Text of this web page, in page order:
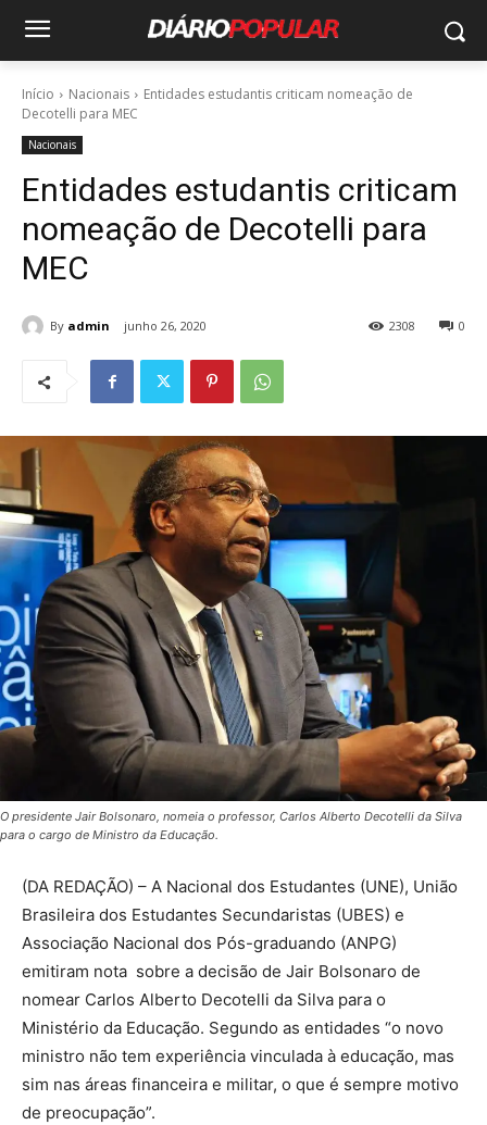
Início Nacionais
Entidades estudantis criticam nomeação de
Decotelli para MEC
Nacionais
Entidades estudantis criticam
nomeação de Decotelli para
MEC
By admin junho 26, 2020 0
2308
O presidente Jair Bolsonaro, nomeia o professor, Carlos Alberto Decotelli da Silva
para o cargo de Ministro da Educação.
(DA REDAÇÃO) – A Nacional dos Estudantes (UNE), União
Brasileira dos Estudantes Secundaristas (UBES) e
Associação Nacional dos Pós-graduando (ANPG)
emitiram nota sobre a decisão de Jair Bolsonaro de
nomear Carlos Alberto Decotelli da Silva para o
Ministério da Educação. Segundo as entidades “o novo
ministro não tem experiência vinculada à educação, mas
sim nas áreas financeira e militar, o que é sempre motivo
de preocupação”.